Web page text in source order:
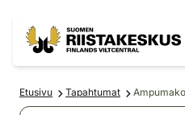
Etusivu Tapahtumat